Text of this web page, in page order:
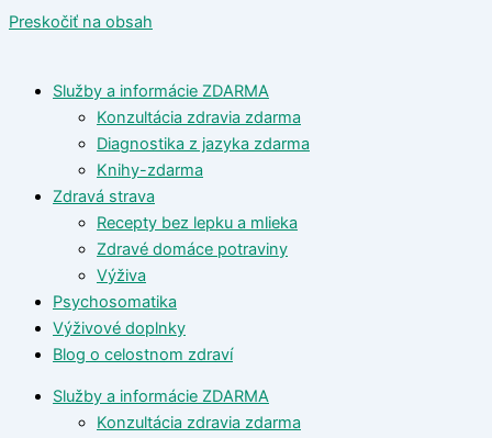
Preskočiť na obsah
Služby a informácie ZDARMA
Konzultácia zdravia zdarma
Diagnostika z jazyka zdarma
Knihy-zdarma
Zdravá strava
Recepty bez lepku a mlieka
Zdravé domáce potraviny
Výživa
Psychosomatika
Výživové doplnky
Blog o celostnom zdraví
Služby a informácie ZDARMA
Konzultácia zdravia zdarma